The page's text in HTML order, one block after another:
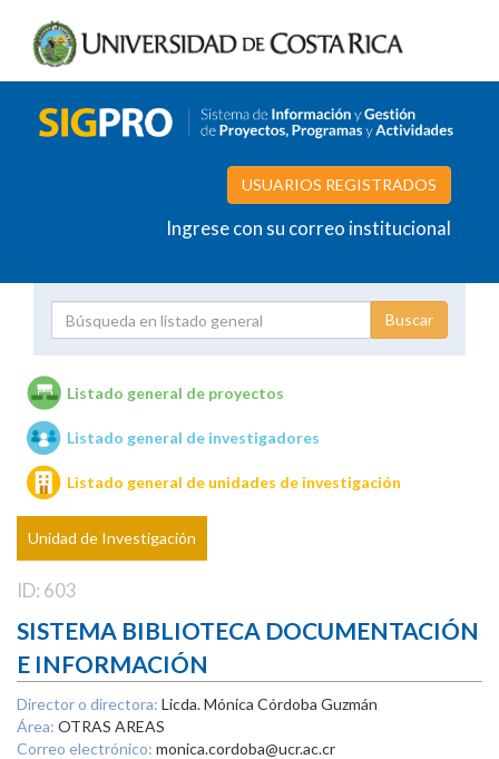
USUARIOS REGISTRADOS
Ingrese con su correo institucional
Unidades de investigación
Listado general de proyectos
Listado general de investigadores
Listado general de unidades de investigación
Unidad de Investigación
ID: 603
SISTEMA BIBLIOTECA DOCUMENTACIÓN
E INFORMACIÓN
Director o directora: Licda. Mónica Córdoba Guzmán
Área: OTRAS AREAS
Correo electrónico: monica.cordoba@ucr.ac.cr